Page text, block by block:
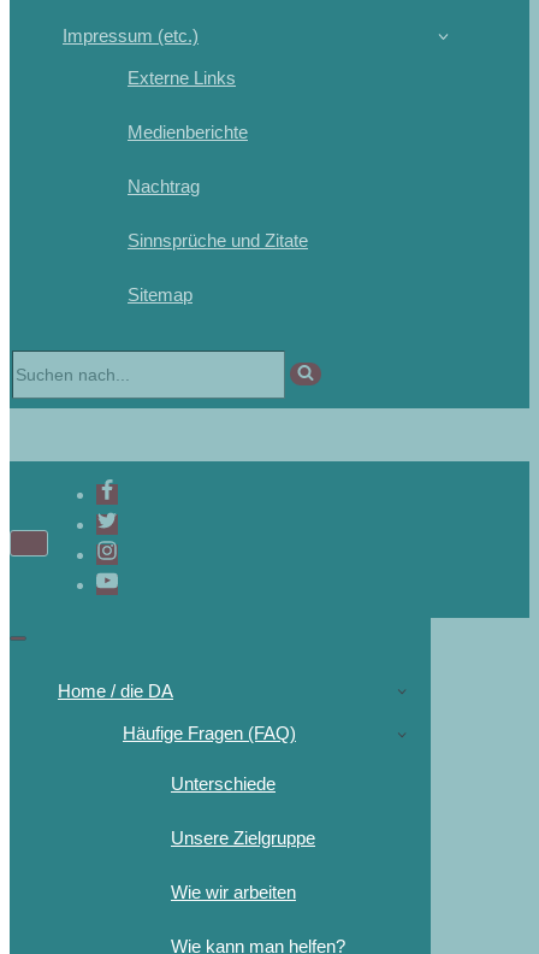
Impressum (etc.)
Externe Links
Medienberichte
Nachtrag
Sinnsprüche und Zitate
Sitemap
Navigations-
Navigations-
Home / die DA
Häufige Fragen (FAQ)
Unterschiede
Unsere Zielgruppe
Wie wir arbeiten
Wie kann man helfen?